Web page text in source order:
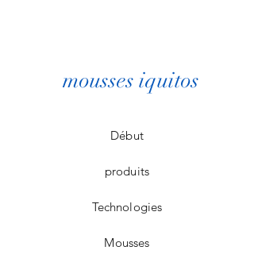
mousses iquitos
Début
produits
Technologies
Mousses